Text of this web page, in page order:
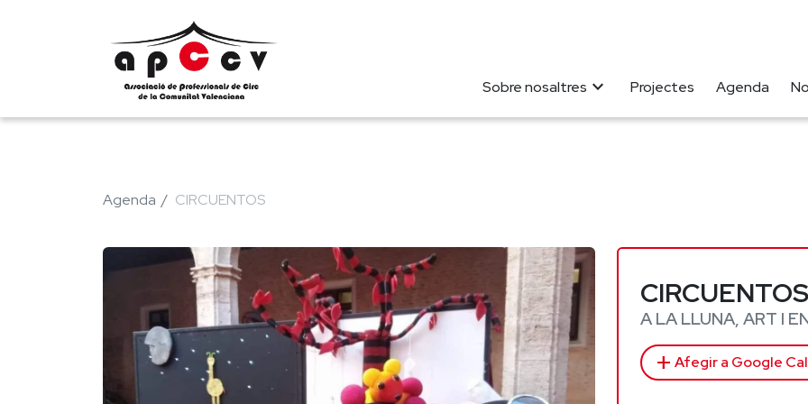
Sobre nosaltres expand_more Projectes Agenda
Agenda CIRCUENTOS
CIRCUENTOS
A LA LLUNA, ART I
add Afegir a Google